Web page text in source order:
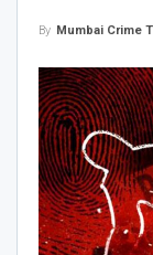
By Mumbai Crime